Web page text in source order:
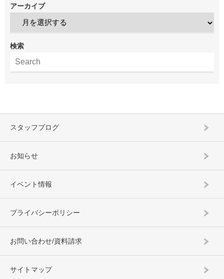
アーカイブ
検索
スタッフブログ
お知らせ
イベント情報
プライバシーポリシー
お問い合わせ/資料請求
サイトマップ